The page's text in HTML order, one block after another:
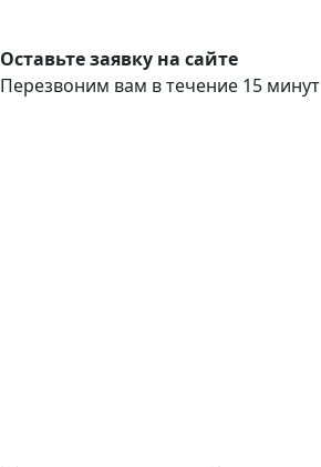
Оставьте заявку на сайте
Перезвоним вам в течение 15 минут